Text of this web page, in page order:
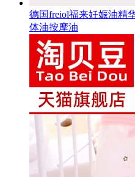
德国freiol福来妊娠油精
体油按摩油